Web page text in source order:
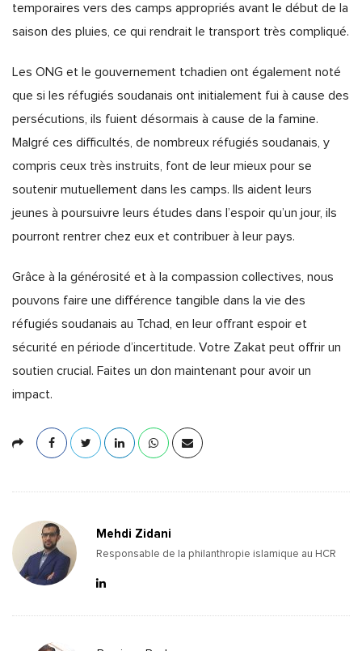
temporaires vers des camps appropriés avant le début de la
saison des pluies, ce qui rendrait le transport très compliqué.
Les ONG et le gouvernement tchadien ont également noté
que si les réfugiés soudanais ont initialement fui à cause des
persécutions, ils fuient désormais à cause de la famine.
Malgré ces difficultés, de nombreux réfugiés soudanais, y
compris ceux très instruits, font de leur mieux pour se
soutenir mutuellement dans les camps. Ils aident leurs
jeunes à poursuivre leurs études dans l’espoir qu’un jour, ils
pourront rentrer chez eux et contribuer à leur pays.
Grâce à la générosité et à la compassion collectives, nous
pouvons faire une différence tangible dans la vie des
réfugiés soudanais au Tchad, en leur offrant espoir et
sécurité en période d’incertitude. Votre Zakat peut offrir un
soutien crucial. Faites un don maintenant pour avoir un
impact.
Mehdi Zidani
Responsable de la philanthropie islamique au HCR